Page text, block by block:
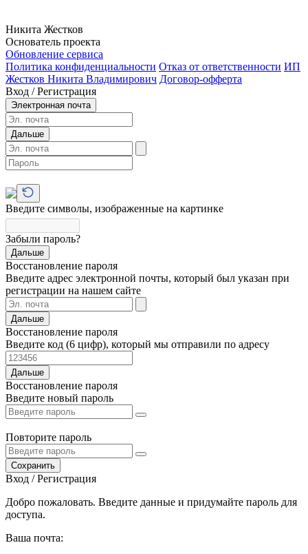
Никита Жестков
Основатель проекта
Обновление сервиса
Политика конфиденциальности Отказ от ответственности ИП
Жестков Никита Владимирович Договор-офферта
Вход / Регистрация
Электронная почта
Дальше
Введите символы, изображенные на картинке
Забыли пароль?
Дальше
Восстановление пароля
Введите адрес электронной почты, который был указан при
регистрации на нашем сайте
Дальше
Восстановление пароля
Введите код (6 цифр), который мы отправили по адресу
Дальше
Восстановление пароля
Введите новый пароль
Повторите пароль
Сохранить
Вход / Регистрация
Добро пожаловать. Введите данные и придумайте пароль для
доступа.
Ваша почта: